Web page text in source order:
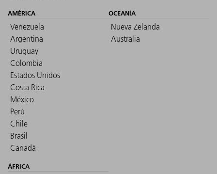
AMÉRICA
Venezuela
Argentina
Uruguay
Colombia
Estados Unidos
Costa Rica
México
Perú
Chile
Brasil
Canadá
OCEANÍA
Nueva Zelanda
Australia
ÁFRICA